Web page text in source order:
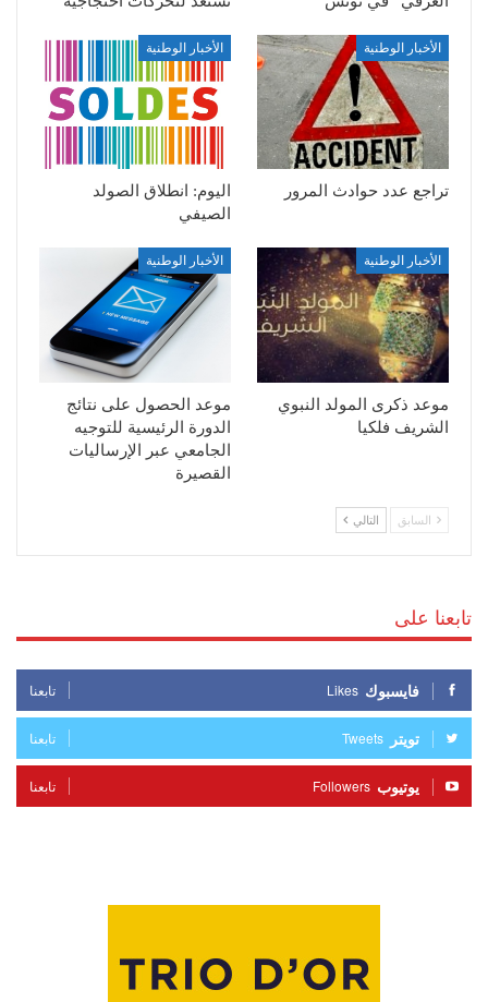
الأخبار الوطنية
تراجع عدد حوادث المرور
الأخبار الوطنية
اليوم: انطلاق الصولد
الصيفي
الأخبار الوطنية
موعد ذكرى المولد النبوي
الشريف فلكيا
الأخبار الوطنية
موعد الحصول على نتائج
الدورة الرئيسية للتوجيه
الجامعي عبر الإرساليات
القصيرة
السابق التالي
تابعنا على
فايسبوك Likes تابعنا
تويتر Tweets تابعنا
يوتيوب Followers تابعنا